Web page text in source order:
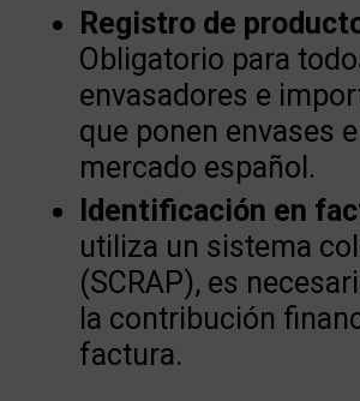
Registro de
Obligatorio para
envasadores e
que ponen envases
mercado español.
Identificación en
utiliza un sistema
(SCRAP), es
la contribución
factura.